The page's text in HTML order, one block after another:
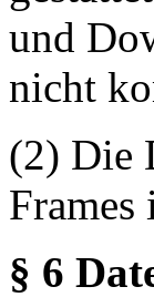
und
nicht
(2) Die
§ 6